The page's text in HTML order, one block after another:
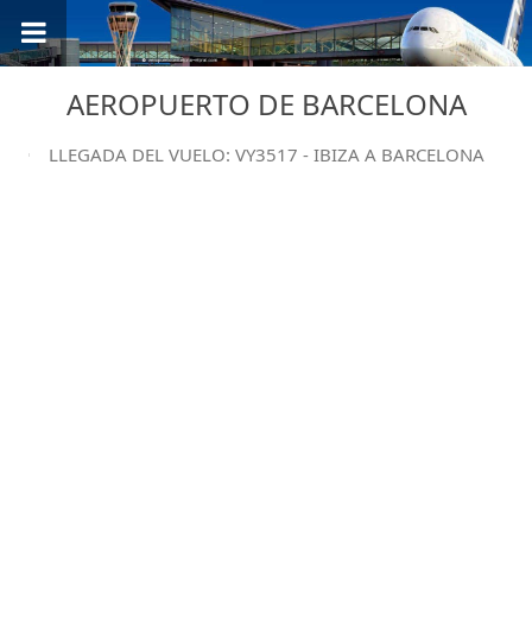
AEROPUERTO DE BARCELONA
LLEGADA DEL VUELO: VY3517 - IBIZA A BARCELONA